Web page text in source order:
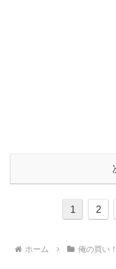
1 2
ホーム 俺の買い